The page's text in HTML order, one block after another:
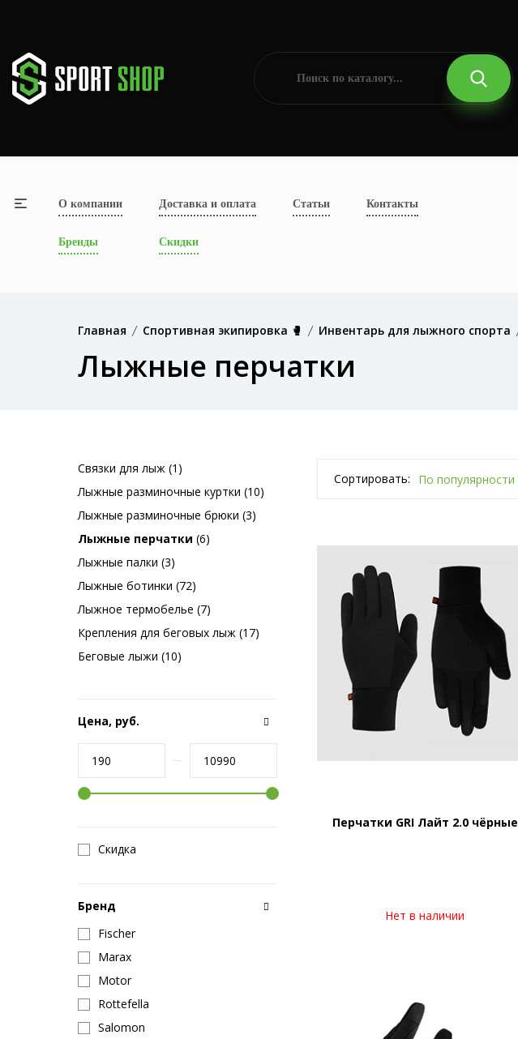
О компании Доставка и оплата Статьи Контакты
Бренды Скидки
Главная Спортивная экипировка 🥊 Инвентарь для лыжного спорта
Лыжные перчатки
Связки для лыж (1)
Лыжные разминочные куртки (10)
Лыжные разминочные брюки (3)
Лыжные перчатки (6)
Лыжные палки (3)
Лыжные ботинки (72)
Лыжное термобелье (7)
Крепления для беговых лыж (17)
Беговые лыжи (10)
Цена, руб.
Скидка
Бренд
Fisсher
Marax
Motor
Rottefella
Salomon
Сортировать: По популярности
Перчатки GRI Лайт 2.0 чёрные
Нет в наличии